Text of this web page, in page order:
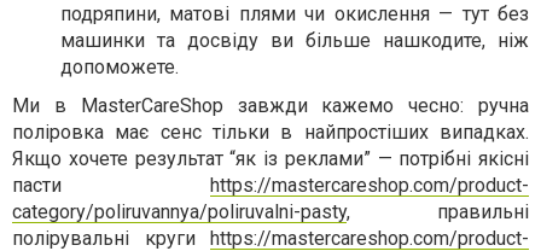
подряпини, матові плями чи окислення — тут без
машинки та досвіду ви більше нашкодите, ніж
допоможете.
Ми в MasterCareShop завжди кажемо чесно: ручна
поліровка має сенс тільки в найпростіших випадках.
Якщо хочете результат “як із реклами” — потрібні якісні
пасти https://mastercareshop.com/product-
category/poliruvannya/poliruvalni-pasty, правильні
полірувальні круги https://mastercareshop.com/product-